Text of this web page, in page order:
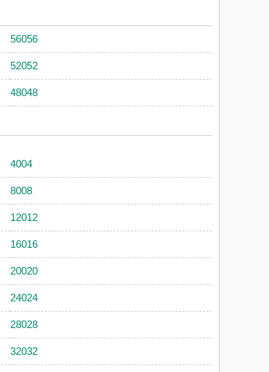
56056
52052
48048
4004
8008
12012
16016
20020
24024
28028
32032